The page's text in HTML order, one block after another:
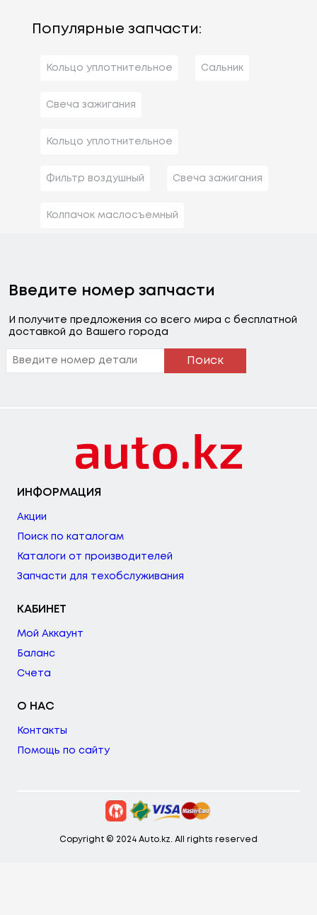
Популярные запчасти:
Кольцо уплотнительное Сальник
Свеча зажигания
Кольцо уплотнительное
Фильтр воздушный Свеча зажигания
Колпачок маслосъемный
Введите номер запчасти
И получите предложения со всего мира с бесплатной
доставкой до Вашего города
Поиск
ИНФОРМАЦИЯ
Акции
Поиск по каталогам
Каталоги от производителей
Запчасти для техобслуживания
КАБИНЕТ
Мой Аккаунт
Баланс
Счета
О НАС
Контакты
Помощь по сайту
Copyright © 2024 Auto.kz. All rights reserved